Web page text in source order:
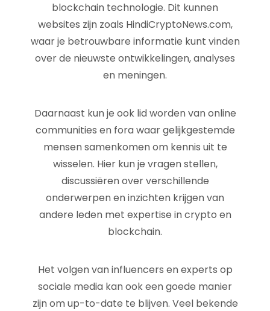
blockchain technologie. Dit kunnen
websites zijn zoals HindiCryptoNews.com,
waar je betrouwbare informatie kunt vinden
over de nieuwste ontwikkelingen, analyses
en meningen.
Daarnaast kun je ook lid worden van online
communities en fora waar gelijkgestemde
mensen samenkomen om kennis uit te
wisselen. Hier kun je vragen stellen,
discussiëren over verschillende
onderwerpen en inzichten krijgen van
andere leden met expertise in crypto en
blockchain.
Het volgen van influencers en experts op
sociale media kan ook een goede manier
zijn om up-to-date te blijven. Veel bekende